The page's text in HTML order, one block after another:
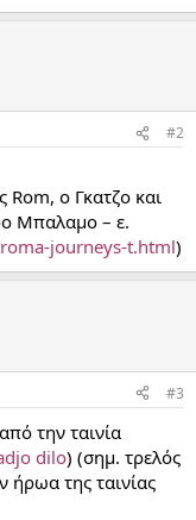
#2
Rom, ο Γκατζο και
Μπαλαμο – ε.
journeys-t.html)
#3
την ταινία
dilo) (σημ. τρελός
ήρωα της ταινίας